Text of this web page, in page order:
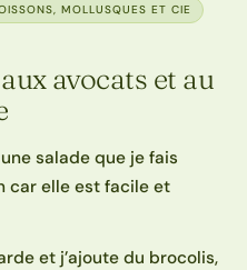
MOLLUSQUES ET CIE
avocats et au
salade que je fais
car elle est facile et
et j’ajoute du brocolis,